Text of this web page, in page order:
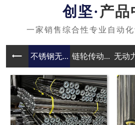
产品
不锈钢无... 链轮传动... 无动